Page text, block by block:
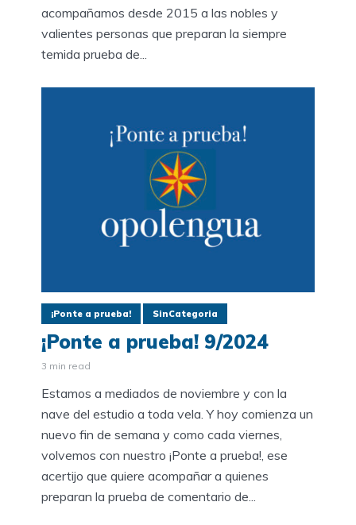
acompañamos desde 2015 a las nobles y
valientes personas que preparan la siempre
temida prueba de...
¡Ponte a prueba! SinCategoria
¡Ponte a prueba! 9/2024
3 min read
Estamos a mediados de noviembre y con la
nave del estudio a toda vela. Y hoy comienza un
nuevo fin de semana y como cada viernes,
volvemos con nuestro ¡Ponte a prueba!, ese
acertijo que quiere acompañar a quienes
preparan la prueba de comentario de...